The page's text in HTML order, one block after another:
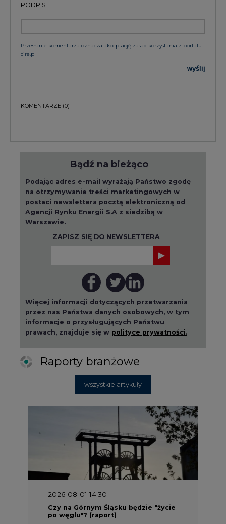
PODPIS
Przesłanie komentarza oznacza akceptację zasad korzystania z portalu
cire.pl
wyślij
KOMENTARZE (0)
Bądź na bieżąco
Podając adres e-mail wyrażają Państwo zgodę
na otrzymywanie treści marketingowych w
postaci newslettera pocztą elektroniczną od
Agencji Rynku Energii S.A z siedzibą w
Warszawie.
ZAPISZ SIĘ DO NEWSLETTERA
Więcej informacji dotyczących przetwarzania
przez nas Państwa danych osobowych, w tym
informacje o przysługujących Państwu
prawach, znajduje się w polityce prywatności.
Raporty branżowe
wszystkie artykuły
2026-08-01 14:30
Czy na Górnym Śląsku będzie "życie
po węglu"? (raport)